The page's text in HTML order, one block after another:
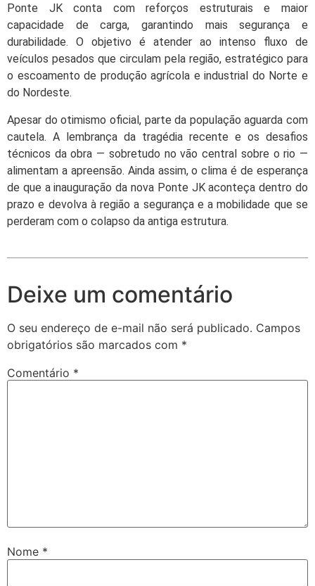
Ponte JK conta com reforços estruturais e maior
capacidade de carga, garantindo mais segurança e
durabilidade. O objetivo é atender ao intenso fluxo de
veículos pesados que circulam pela região, estratégico para
o escoamento de produção agrícola e industrial do Norte e
do Nordeste.
Apesar do otimismo oficial, parte da população aguarda com
cautela. A lembrança da tragédia recente e os desafios
técnicos da obra — sobretudo no vão central sobre o rio —
alimentam a apreensão. Ainda assim, o clima é de esperança
de que a inauguração da nova Ponte JK aconteça dentro do
prazo e devolva à região a segurança e a mobilidade que se
perderam com o colapso da antiga estrutura.
Deixe um comentário
O seu endereço de e-mail não será publicado. Campos
obrigatórios são marcados com *
Comentário *
Nome *